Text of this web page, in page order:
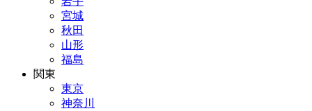
宮城
秋田
山形
福島
関東
東京
神奈川